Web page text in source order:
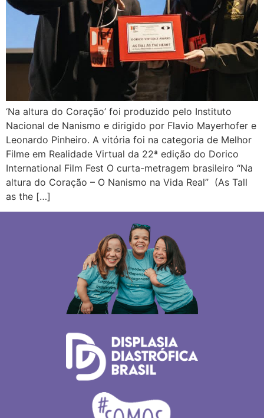
‘Na altura do Coração’ foi produzido pelo Instituto
Nacional de Nanismo e dirigido por Flavio Mayerhofer e
Leonardo Pinheiro. A vitória foi na categoria de Melhor
Filme em Realidade Virtual da 22ª edição do Dorico
International Film Fest O curta-metragem brasileiro “Na
altura do Coração – O Nanismo na Vida Real” (As Tall
as the […]